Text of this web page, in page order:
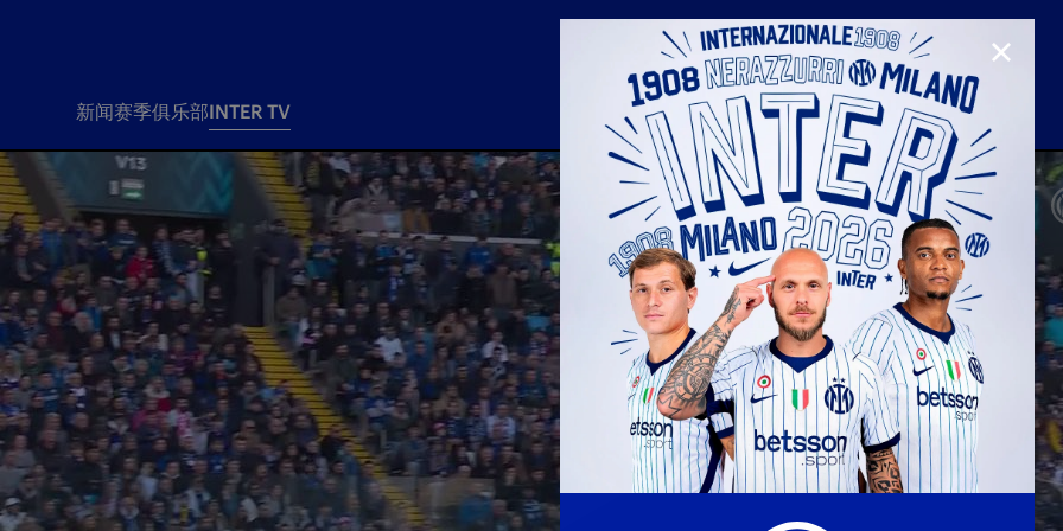
新闻
新闻 所有新闻
一线队
俱乐部
Tickets and stadium
国际米兰女子队
Youth sector
合作伙伴
国际米兰俱乐部
国际米兰青训学院
赛季
赛季 团队
赛程 赛果
Matchday programme
俱乐部
俱乐
部
INTER TV
票务 Tickets
Season Pass
Season pass resale
Change owner
Siamo Noi Card
Hospitality
Hospitality Virtual Tour
Away matches
Parking
CLOSE